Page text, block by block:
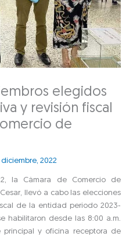
elegidos
y revisión fiscal
de
diciembre, 2022
la Cámara de Comercio de
llevó a cabo las elecciones
de la entidad periodo 2023-
habilitaron desde las 8:00 a.m.
y oficina receptora de